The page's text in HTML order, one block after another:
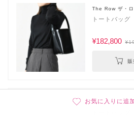
The Row ザ・ロ
トートバッグ
¥182,800
The Row ザ・
お気に入りに追